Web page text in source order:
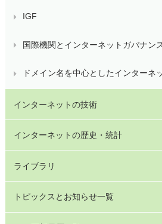
IGF
国際機関とインターネットガバナン
ドメイン名を中心としたインターネ
インターネットの技術
インターネットの歴史・統計
ライブラリ
トピックスとお知らせ一覧